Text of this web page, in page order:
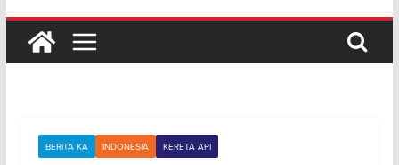
BERITA KA INDONESIA KERETA API